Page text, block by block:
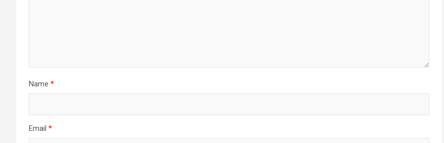
Name *
Email *